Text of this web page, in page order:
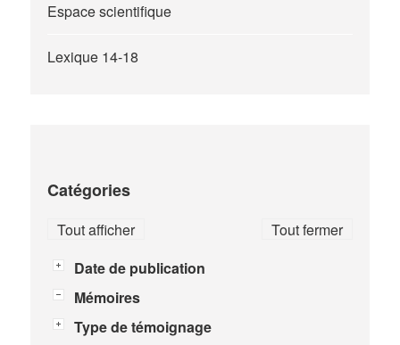
Espace scientifique
Lexique 14-18
Catégories
Tout fermer
Tout afficher
Date de publication
Mémoires
Type de témoignage